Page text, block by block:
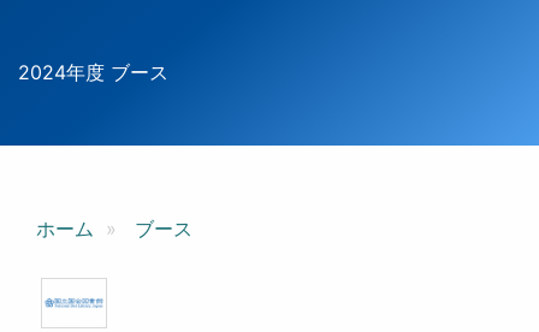
2024年度 ブース
ホーム ブース